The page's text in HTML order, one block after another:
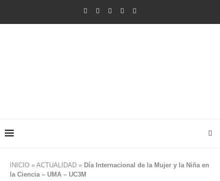
INICIO » ACTUALIDAD » Día Internacional de la Mujer y la Niña en
la Ciencia – UMA – UC3M